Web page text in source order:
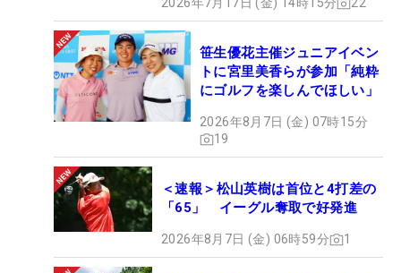
笹生優花主催ジュニアイベン
トに宮里美香らが参加「純粋
にゴルフを楽しんでほしい」
2026年8月7日 (金) 07時15分
19
＜速報＞松山英樹は首位と4打差の
「65」 イーグル奪取で好発進
2026年8月7日 (金) 06時59分 1